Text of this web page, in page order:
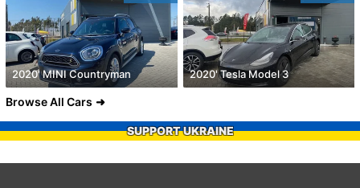
2020' MINI Countryman 2020' Tesla Model 3
Browse All Cars
SUPPORT UKRAINE